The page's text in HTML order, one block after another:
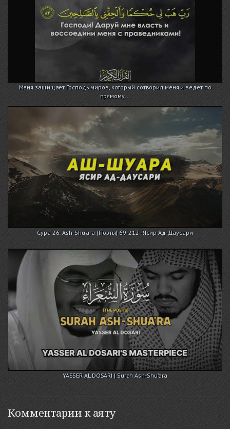
Меня защищает Господь миров, который сотворил меня и ведет по
прямому...
Сура 26: Ash-Shu'ara (Поэты) 69-212 - Ясир Ад-Даусари
YASSER AL DOSARI | Surah Ash-Shu'ara
Комментарии к аяту